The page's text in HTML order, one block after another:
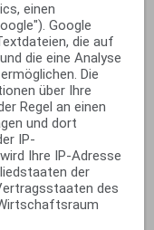
einen
Google
die auf
die eine Analyse
Die
über Ihre
Regel an einen
und dort
IP-
Ihre IP-Adresse
der
des